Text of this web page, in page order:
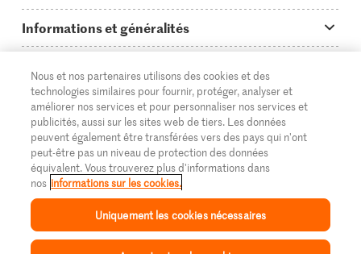
Idées de menus
Plats principaux
Simple & vite prêt
Apéritif
Préparations au four
Enfants & famille
Toutes les recettes
On en parle...
Tutoriels
Glossaire des ingrédients
Login Migusto
Magazine Migusto
Informations et généralités
Questions concernant Migusto
Cuisiner avec Migusto
Service clientèle & contact
Publicité
Impressum
Mentions légales
Supermarché
Migros Online
À propos de Migros
Magasins
Cumulus
© 2026 La Fédération des coopératives Migros
DE FR IT
Nous et nos partenaires utilisons des cookies et des
technologies similaires pour fournir, protéger, analyser et
améliorer nos services et pour personnaliser nos services et
publicités, aussi sur les sites web de tiers. Les données
peuvent également être transférées vers des pays qui n'ont
peut-être pas un niveau de protection des données
équivalent. Vous trouverez plus d'informations dans
nos informations sur les cookies.
Uniquement les cookies nécessaires